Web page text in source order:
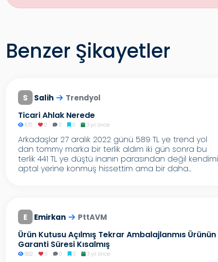
Benzer Şikayetler
S Salih Trendyol
Ticari Ahlak Nerede
670 0 0 0 3 yıl önce
Arkadaşlar 27 aralık 2022 günü 589 TL ye trend yol
dan tommy marka bir terlik aldım iki gün sonra bu
terlik 441 TL ye düştü inanın parasından değil kendimi
aptal yerine konmuş hissettim ama bir daha...
E Emirkan PttAVM
Ürün Kutusu Açılmış Tekrar Ambalajlanmıs Ürünün
Garanti Süresi Kısalmış
802 0 0 0 3 yıl önce